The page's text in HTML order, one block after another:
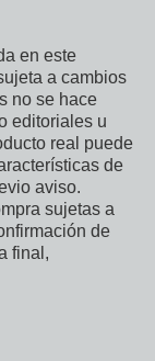
en este
a cambios
no se hace
editoriales u
real puede
de
aviso.
sujetas a
de
final,